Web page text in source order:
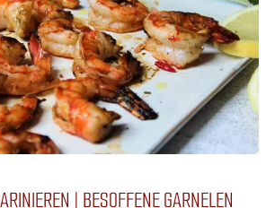
| BESOFFENE GARNELEN